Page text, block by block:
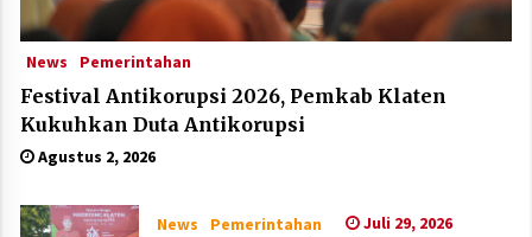
News Pemerintahan
Festival Antikorupsi 2026, Pemkab Klaten
Kukuhkan Duta Antikorupsi
Agustus 2, 2026
News Pemerintahan Juli 29, 2026